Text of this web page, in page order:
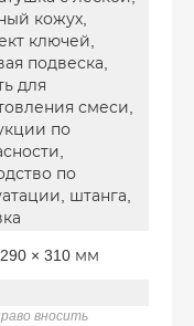
кожух,
ключей,
подвеска,
для
смеси,
по
по
штанга,
× 310 мм
вносить